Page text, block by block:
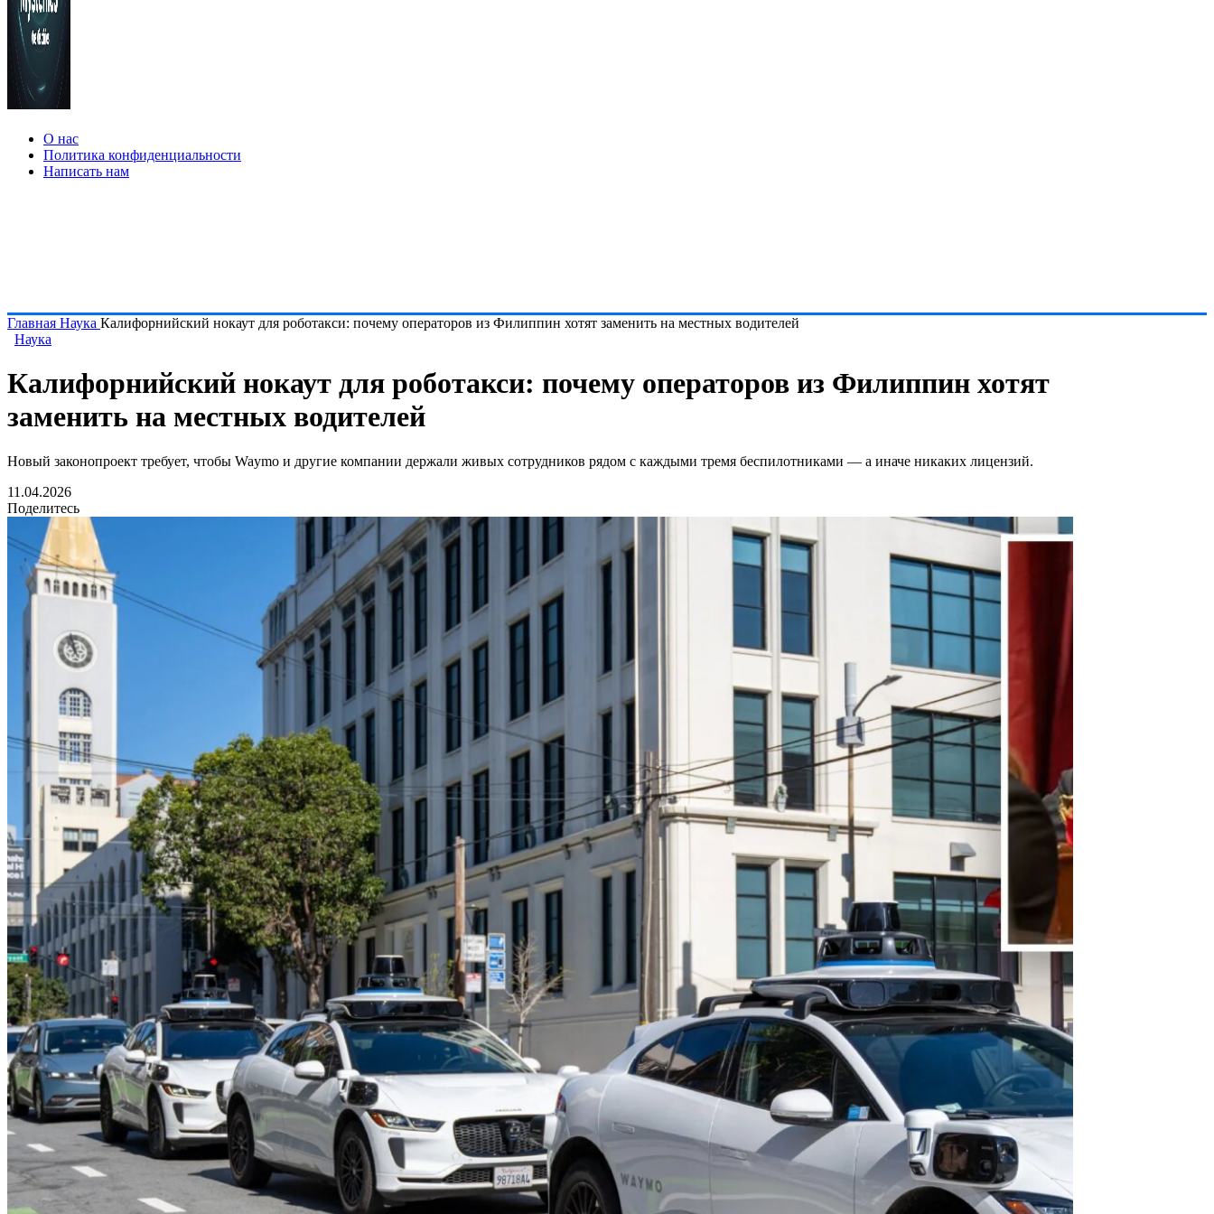
О нас
Политика конфиденциальности
Написать нам
Главная Наука Калифорнийский нокаут для роботакси: почему операторов из Филиппин хотят заменить на местных водителей
Наука
Калифорнийский нокаут для роботакси: почему операторов из Филиппин хотят
заменить на местных водителей
Новый законопроект требует, чтобы Waymo и другие компании держали живых сотрудников рядом с каждыми тремя беспилотниками — а иначе никаких лицензий.
11.04.2026
Поделитесь